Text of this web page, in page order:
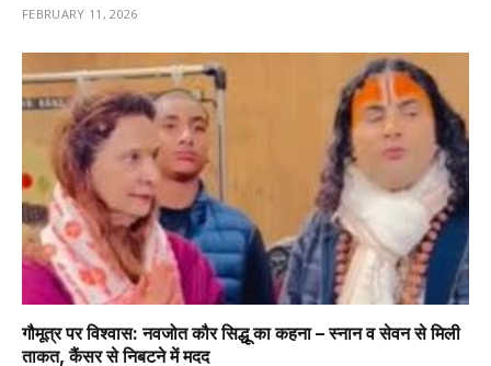
FEBRUARY 11, 2026
गौमूत्र पर विश्वास: नवजोत कौर सिद्धू का कहना – स्नान व सेवन से मिली
ताकत, कैंसर से निबटने में मदद